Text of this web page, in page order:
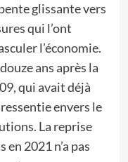
glissante vers
qui l’ont
l’économie.
ans après la
qui avait déjà
envers le
La reprise
2021 n’a pas